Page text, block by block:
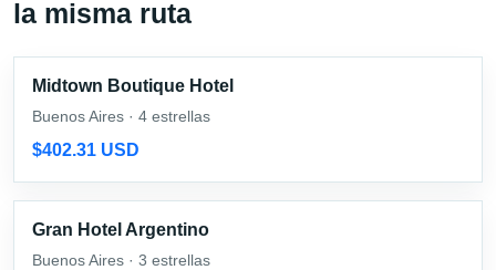
la misma ruta
Midtown Boutique Hotel
Buenos Aires · 4 estrellas
$402.31 USD
Gran Hotel Argentino
Buenos Aires · 3 estrellas